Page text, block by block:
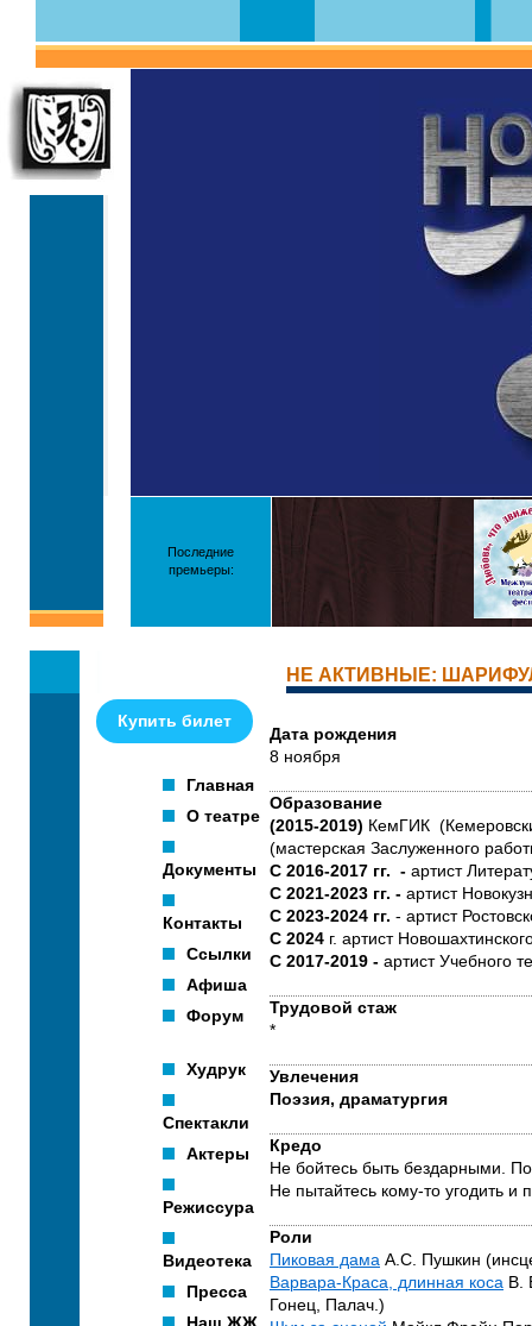
Последние
премьеры:
НЕ АКТИВНЫЕ:
Купить билет
Главная
О театре
Документы
Контакты
Ссылки
Афиша
Форум
Худрук
Спектакли
Актеры
Режиссура
Видеотека
Пресса
Дата рождения
8 ноября
Образование
(2015-2019) КемГИК
(мастерская Заслуженного
С 2016-2017 гг. - артист
С 2021-2023 гг. - артист
С 2023-2024 гг. - артист
С 2024 г. артист
С 2017-2019 - артист Учебного
Трудовой стаж
*
Увлечения
Поэзия, драматургия
Кредо
Не бойтесь быть бездарными.
Не пытайтесь кому-то угодить и
Роли
Пиковая дама А.С. Пушкин
Варвара-Краса, длинная коса В.
Гонец, Палач.)